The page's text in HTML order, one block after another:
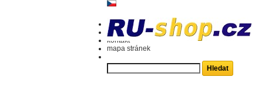
kontakt
mapa stránek